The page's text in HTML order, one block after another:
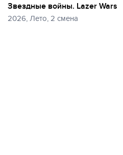
Звездные войны. Lazer Wars
2026, Лето, 2 смена